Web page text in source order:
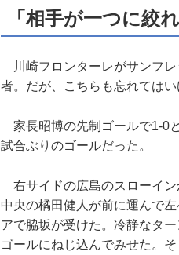
「相手が一つに絞
川崎フロンターレがサンフレ
者。だが、こちらも忘れてはい
家長昭博の先制ゴールで1-0
試合ぶりのゴールだった。
右サイドの広島のスローイン
中央の橘田健人が前に運んで
アで脇坂が受けた。冷静なタ
ゴールにねじ込んでみせた。そ